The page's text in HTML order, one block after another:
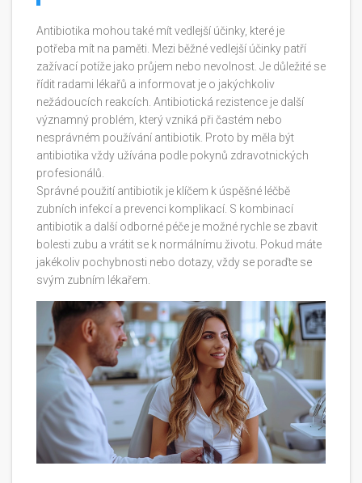
Antibiotika mohou také mít vedlejší účinky, které je
potřeba mít na paměti. Mezi běžné vedlejší účinky patří
zažívací potíže jako průjem nebo nevolnost. Je důležité se
řídit radami lékařů a informovat je o jakýchkoliv
nežádoucích reakcích. Antibiotická rezistence je další
významný problém, který vzniká při častém nebo
nesprávném používání antibiotik. Proto by měla být
antibiotika vždy užívána podle pokynů zdravotnických
profesionálů.
Správné použití antibiotik je klíčem k úspěšné léčbě
zubních infekcí a prevenci komplikací. S kombinací
antibiotik a další odborné péče je možné rychle se zbavit
bolesti zubu a vrátit se k normálnímu životu. Pokud máte
jakékoliv pochybnosti nebo dotazy, vždy se poraďte se
svým zubním lékařem.